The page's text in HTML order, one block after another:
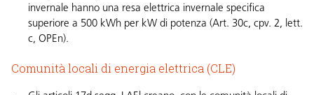
invernale hanno una resa elettrica invernale specifica
superiore a 500 kWh per kW di potenza (Art. 30c, cpv. 2, lett.
c, OPEn).
Comunità locali di energia elettrica (CLE)